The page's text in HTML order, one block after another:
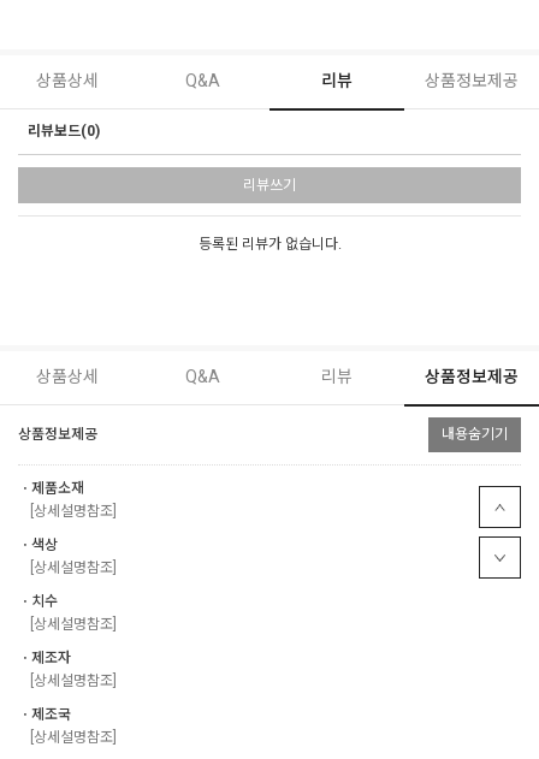
상품상세 Q&A 리뷰 상품정보제공
리뷰보드(0)
리뷰쓰기
등록된 리뷰가 없습니다.
상품상세 Q&A 리뷰 상품정보제공
상품정보제공 내용숨기기
ㆍ제품소재
[상세설명참조]
ㆍ색상
[상세설명참조]
ㆍ치수
[상세설명참조]
ㆍ제조자
[상세설명참조]
ㆍ제조국
[상세설명참조]